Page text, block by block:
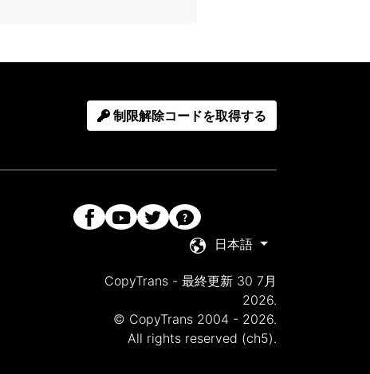
制限解除コードを取得する
日本語
CopyTrans - 最終更新 30 7月
2026.
© CopyTrans 2004 - 2026.
All rights reserved (ch5).